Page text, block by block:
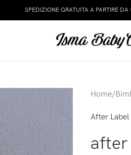
SPEDIZIONE GRATUITA A PARTIRE
Home/
After Label
after